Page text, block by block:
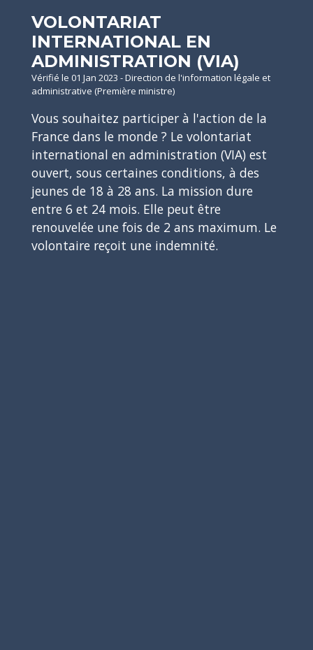
VOLONTARIAT
INTERNATIONAL EN
ADMINISTRATION (VIA)
Vérifié le 01 Jan 2023 - Direction de l'information légale et
administrative (Première ministre)
Vous souhaitez participer à l'action de la
France dans le monde ? Le volontariat
international en administration (VIA) est
ouvert, sous certaines conditions, à des
jeunes de 18 à 28 ans. La mission dure
entre 6 et 24 mois. Elle peut être
renouvelée une fois de 2 ans maximum. Le
volontaire reçoit une indemnité.